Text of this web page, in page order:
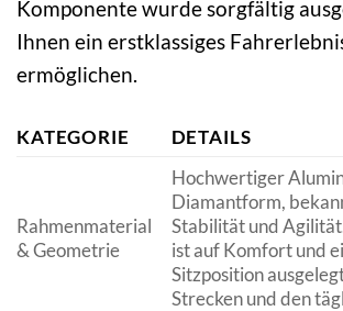
Komponente wurde sorgfältig
Ihnen ein erstklassiges
ermöglichen.
KATEGORIE DETAILS
Rahmenmaterial
& Geometrie
Hochwertiger
Diamantform,
Stabilität und
ist auf Komfort und
Sitzposition
Strecken und den